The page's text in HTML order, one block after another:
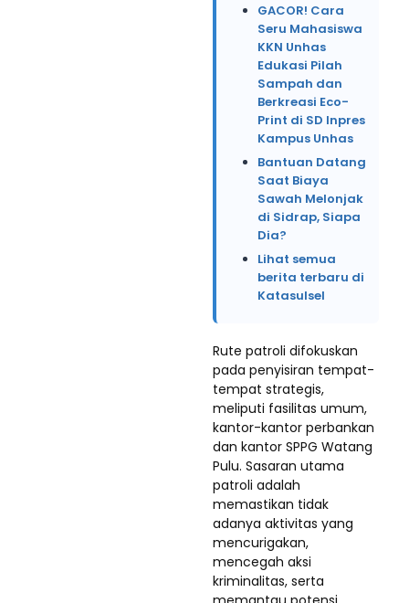
GACOR! Cara
Seru Mahasiswa
KKN Unhas
Edukasi Pilah
Sampah dan
Berkreasi Eco-
Print di SD Inpres
Kampus Unhas
Bantuan Datang
Saat Biaya
Sawah Melonjak
di Sidrap, Siapa
Dia?
Lihat semua
berita terbaru di
Katasulsel
​Rute patroli difokuskan
pada penyisiran tempat-
tempat strategis,
meliputi fasilitas umum,
kantor-kantor perbankan
dan kantor SPPG Watang
Pulu. Sasaran utama
patroli adalah
memastikan tidak
adanya aktivitas yang
mencurigakan,
mencegah aksi
kriminalitas, serta